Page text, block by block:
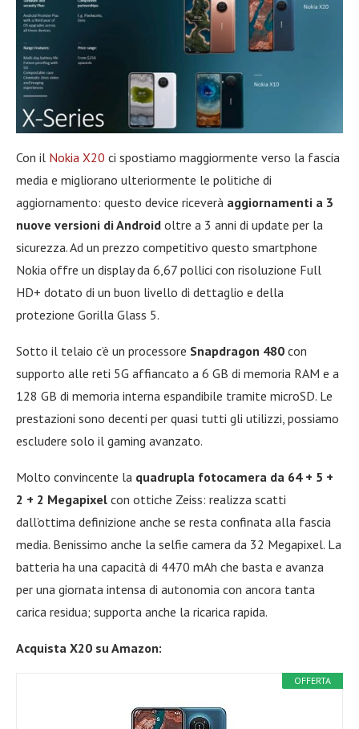
Con il Nokia X20 ci spostiamo maggiormente verso la fascia
media e migliorano ulteriormente le politiche di
aggiornamento: questo device riceverà aggiornamenti a 3
nuove versioni di Android oltre a 3 anni di update per la
sicurezza. Ad un prezzo competitivo questo smartphone
Nokia offre un display da 6,67 pollici con risoluzione Full
HD+ dotato di un buon livello di dettaglio e della
protezione Gorilla Glass 5.
Sotto il telaio c’è un processore Snapdragon 480 con
supporto alle reti 5G affiancato a 6 GB di memoria RAM e a
128 GB di memoria interna espandibile tramite microSD. Le
prestazioni sono decenti per quasi tutti gli utilizzi, possiamo
escludere solo il gaming avanzato.
Molto convincente la quadrupla fotocamera da 64 + 5 +
2 + 2 Megapixel con ottiche Zeiss: realizza scatti
dall’ottima definizione anche se resta confinata alla fascia
media. Benissimo anche la selfie camera da 32 Megapixel. La
batteria ha una capacità di 4470 mAh che basta e avanza
per una giornata intensa di autonomia con ancora tanta
carica residua; supporta anche la ricarica rapida.
Acquista X20 su Amazon:
OFFERTA